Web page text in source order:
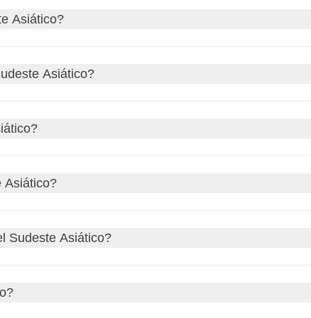
Asiático?
es ideal para la mayor parte de la región; algunas zonas,
Asiático?
Tailandia o Vietnam; para un itinerario que atraviese varios
, ofrecen entrada sin visado para estancias cortas a
Asiático?
rurales y de selva conviene considerar la
Sudeste Asiático?